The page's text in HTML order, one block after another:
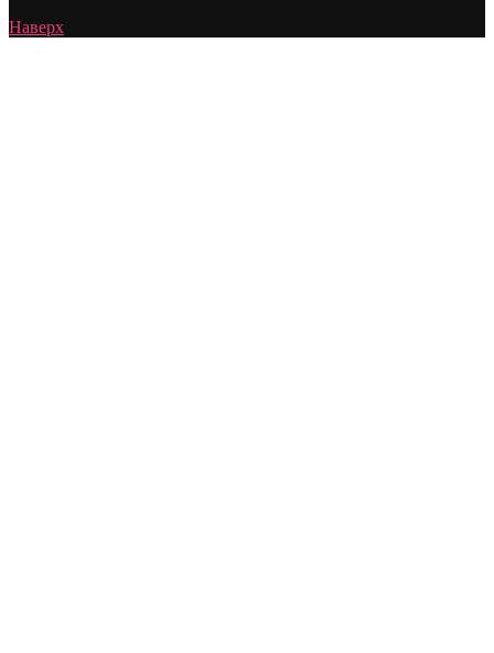
Наверх